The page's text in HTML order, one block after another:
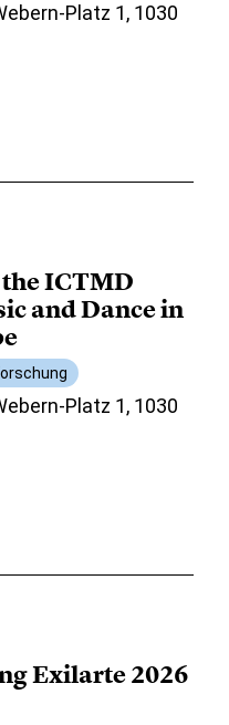
Platz 1, 1030
ICTMD
and Dance in
Platz 1, 1030
Exilarte 2026